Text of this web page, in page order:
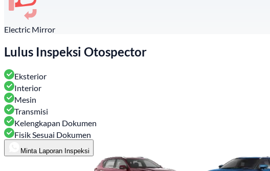
Electric Mirror
Lulus Inspeksi Otospector
Eksterior
Interior
Mesin
Transmisi
Kelengkapan Dokumen
Fisik Sesuai Dokumen
Minta Laporan Inspeksi